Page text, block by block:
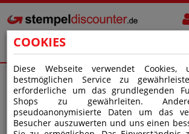
COOKIES
Diese Webseite verwendet
bestmöglichen Service zu
erforderliche um das grundlegenden
Shops zu gewährleiten.
pseudoanonymisierte Daten um das
Besucher auszuwerten und uns einen